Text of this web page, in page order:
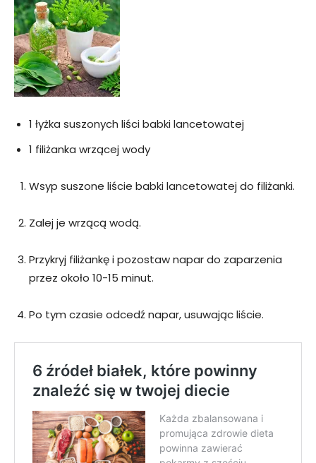
1 łyżka suszonych liści babki lancetowatej
1 filiżanka wrzącej wody
Wsyp suszone liście babki lancetowatej do filiżanki.
Zalej je wrzącą wodą.
Przykryj filiżankę i pozostaw napar do zaparzenia
przez około 10-15 minut.
Po tym czasie odcedź napar, usuwając liście.